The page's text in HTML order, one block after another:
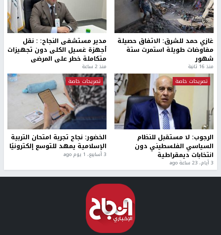
غازي حمد للشرق: الاتفاق حصيلة
مفاوضات طويلة استمرت ستة
شهور
منذ 16 ثانية
مدير مستشفى النجاح: : نقل
أجهزة غسيل الكلى دون تجهيزات
متكاملة خطر على المرضى
منذ 2 ساعة
تصريحات خاصة
الرجوب: لا مستقبل للنظام
السياسي الفلسطيني دون
انتخابات ديمقراطية
3 أيام، 23 ساعة ago
تصريحات خاصة
الخضور: نجاح تجربة امتحان التربية
الإسلامية يمهد للتوسع إلكترونيًا
3 أسابيع، 1 يوم ago